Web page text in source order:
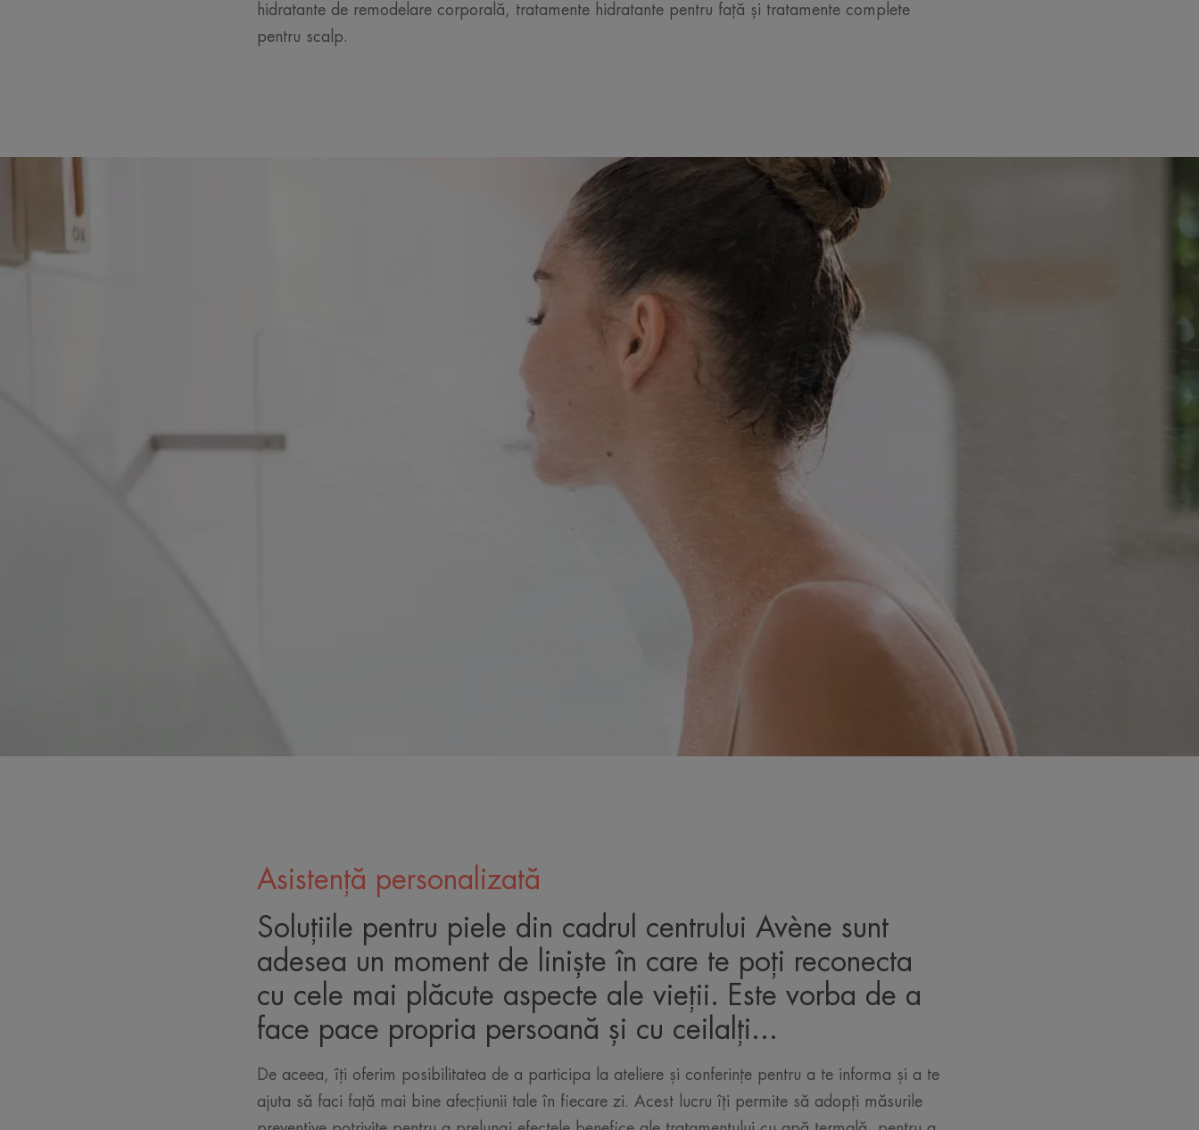
hidratante de remodelare corporală, tratamente hidratante pentru față și tratamente complete
pentru scalp.
Asistență personalizată
Soluțiile pentru piele din cadrul centrului Avène sunt
adesea un moment de liniște în care te poți reconecta
cu cele mai plăcute aspecte ale vieții. Este vorba de a
face pace propria persoană și cu ceilalți...
De aceea, îți oferim posibilitatea de a participa la ateliere și conferințe pentru a te informa și a te
ajuta să faci față mai bine afecțiunii tale în fiecare zi. Acest lucru îți permite să adopți măsurile